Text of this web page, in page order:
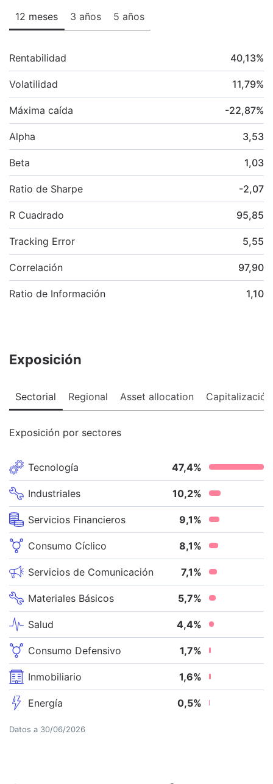
12 meses 3 años 5 años
Rentabilidad 40,13%
Volatilidad 11,79%
Máxima caída -22,87%
Alpha 3,53
Beta 1,03
Ratio de Sharpe -2,07
R Cuadrado 95,85
Tracking Error 5,55
Correlación 97,90
Ratio de Información 1,10
Exposición
Sectorial Regional Asset allocation Capitalización
Exposición por sectores
Tecnología 47,4%
Industriales 10,2%
Servicios Financieros 9,1%
Consumo Cíclico 8,1%
Servicios de Comunicación 7,1%
Materiales Básicos 5,7%
Salud 4,4%
Consumo Defensivo 1,7%
Inmobiliario 1,6%
Energía 0,5%
Datos a 30/06/2026